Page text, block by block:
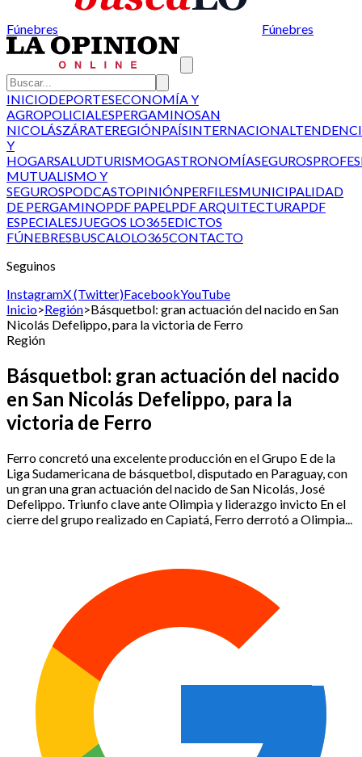
Fúnebres Fúnebres
INICIODEPORTESECONOMÍA Y
AGROPOLICIALESPERGAMINOSAN
NICOLÁSZÁRATEREGIÓNPAÍSINTERNACIONAL
Y
HOGARSALUDTURISMOGASTRONOMÍASEGUROS
MUTUALISMO Y
SEGUROSPODCASTOPINIÓNPERFILESMUNICIPALIDAD
DE PERGAMINOPDF PAPELPDF ARQUITECTURAPDF
ESPECIALESJUEGOS LO365EDICTOS
FÚNEBRESBUSCALOLO365CONTACTO
Seguinos
InstagramX (Twitter)FacebookYouTube
Inicio>Región>Básquetbol: gran actuación del nacido en San
Nicolás Defelippo, para la victoria de Ferro
Región
Básquetbol: gran actuación del nacido
en San Nicolás Defelippo, para la
victoria de Ferro
Ferro concretó una excelente producción en el Grupo E de la
Liga Sudamericana de básquetbol, disputado en Paraguay, con
un gran una gran actuación del nacido de San Nicolás, José
Defelippo. Triunfo clave ante Olimpia y liderazgo invicto En el
cierre del grupo realizado en Capiatá, Ferro derrotó a Olimpia...